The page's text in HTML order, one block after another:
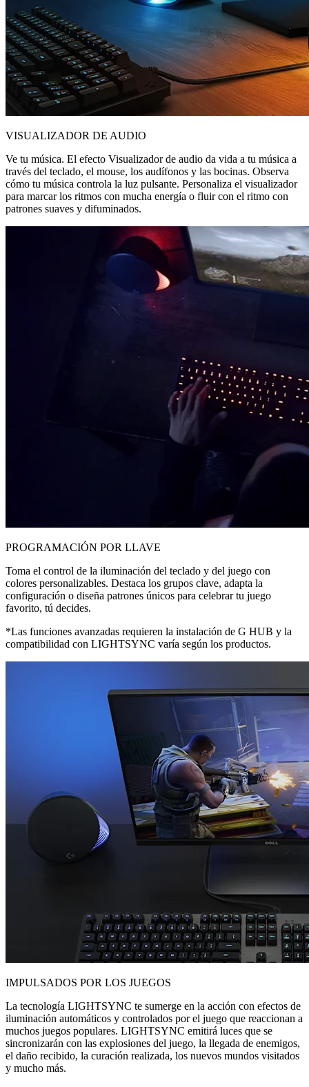
VISUALIZADOR DE AUDIO
Ve tu música. El efecto Visualizador de audio da vida a tu música a
través del teclado, el mouse, los audífonos y las bocinas. Observa
cómo tu música controla la luz pulsante. Personaliza el visualizador
para marcar los ritmos con mucha energía o fluir con el ritmo con
patrones suaves y difuminados.
PROGRAMACIÓN POR LLAVE
Toma el control de la iluminación del teclado y del juego con
colores personalizables. Destaca los grupos clave, adapta la
configuración o diseña patrones únicos para celebrar tu juego
favorito, tú decides.
*Las funciones avanzadas requieren la instalación de G HUB y la
compatibilidad con LIGHTSYNC varía según los productos.
IMPULSADOS POR LOS JUEGOS
La tecnología LIGHTSYNC te sumerge en la acción con efectos de
iluminación automáticos y controlados por el juego que reaccionan a
muchos juegos populares. LIGHTSYNC emitirá luces que se
sincronizarán con las explosiones del juego, la llegada de enemigos,
el daño recibido, la curación realizada, los nuevos mundos visitados
y mucho más.